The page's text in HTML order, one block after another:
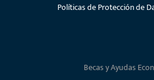
Políticas de Protección de
Becas y Ayudas